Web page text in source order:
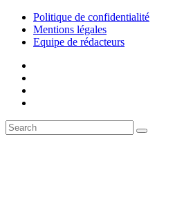
Politique de confidentialité
Mentions légales
Equipe de rédacteurs